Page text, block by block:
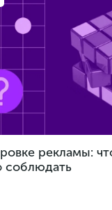
рекламы:
соблюдать